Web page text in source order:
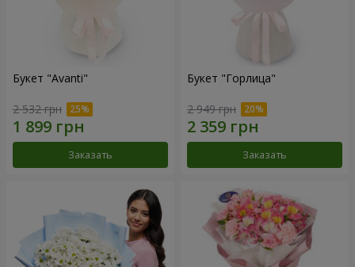
Букет "Avanti"
2 532 грн
Заказать
Букет "Горлица"
2 949 грн
Заказать